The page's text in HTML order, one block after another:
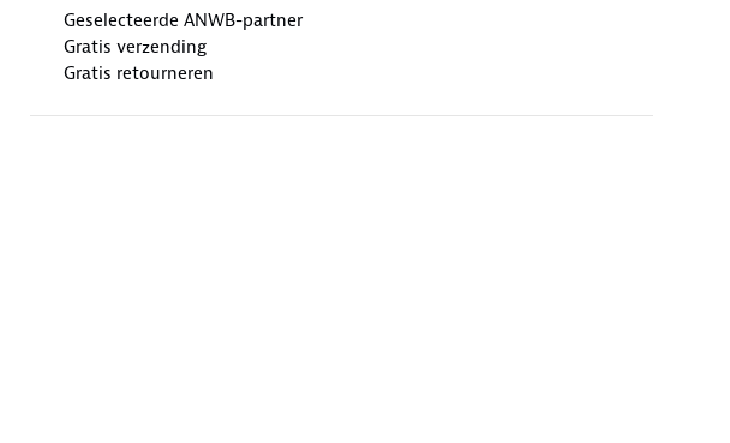
Geselecteerde ANWB-partner
Gratis verzending
Gratis retourneren